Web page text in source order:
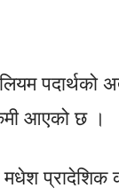
पदार्थको
आएको छ ।
प्रादेशिक